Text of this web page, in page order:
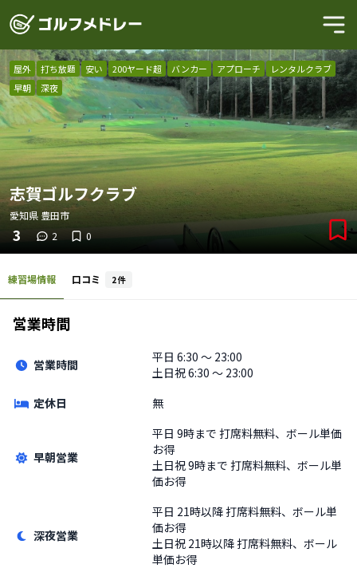
屋外 打ち放題 安い 200ヤード超 バンカー アプローチ
レンタルクラブ
早朝
深夜
志賀ゴルフクラブ
愛知県 豊田市
3 2 0
練習場情報 口コミ 2件
営業時間
営業時間 平日 6:30 〜 23:00
土日祝6:30 〜 23:00
定休日
無
早朝営業
平日 9時まで 打席料無料、ボール単価
お得
土日祝9時まで 打席料無料、ボール単
価お得
深夜営業
平日 21時以降 打席料無料、ボール単
価お得
土日祝 21時以降 打席料無料、ボール
単価お得